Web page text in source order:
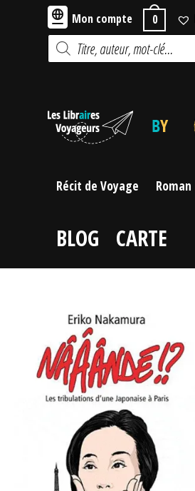
Mon compte 0
Recherche
de
produits
Récit de Voyage Roman
BLOG CARTE